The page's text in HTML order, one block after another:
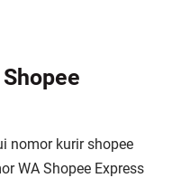
nomor kurir shopee
WA Shopee Express